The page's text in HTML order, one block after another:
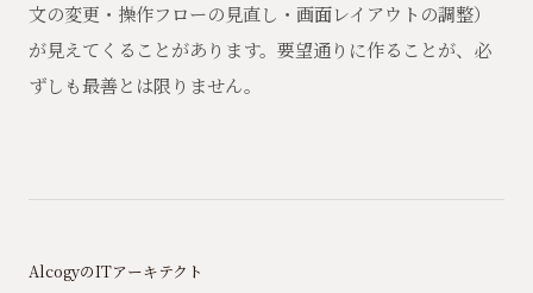
文の変更・操作フローの見直し・画面レイアウトの調整）
が見えてくることがあります。要望通りに作ることが、必
ずしも最善とは限りません。
AlcogyのITアーキテクト